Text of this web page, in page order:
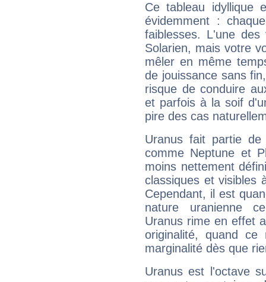
Ce tableau idyllique
évidemment :
faiblesses. L'une
Solarien, mais votre
mêler en même
de jouissance sans
risque de conduire
et parfois à la soif
pire des cas
Uranus fait partie
comme Neptune et
moins nettement
classiques et visibles
Cependant, il est
nature uranienne
Uranus rime en effet
originalité, quand ce
marginalité dès que
Uranus est l'octave